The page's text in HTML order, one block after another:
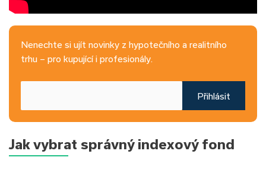
Nenechte si ujít novinky z hypotečního a realitního
trhu – pro kupující i profesionály.
Přihlásit
Jak vybrat správný indexový fond